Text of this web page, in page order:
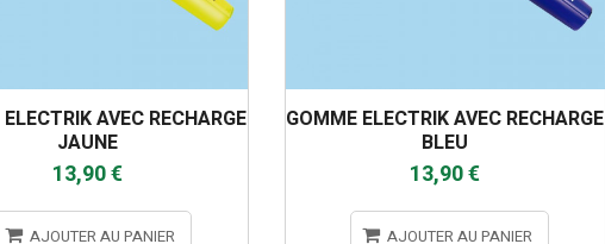
AVEC RECHARGE
JAUNE
13,90 €
AJOUTER AU PANIER
GOMME ELECTRIK AVEC RECHARGE
BLEU
13,90 €
AJOUTER AU PANIER